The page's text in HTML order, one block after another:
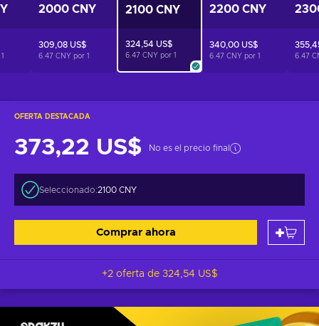
OFERTA DESTACADA
373,22 US$ No es el precio final
Seleccionado:2100 CNY
Comprar ahora
+2 oferta de 324,54 US$
1
2000 CNY
309,08 US$
6.47 CNY por 1
2100 CNY
324,54 US$
6.47 CNY por 1
2200 CNY
340,00 US$
6.47 CNY por 1 6.47